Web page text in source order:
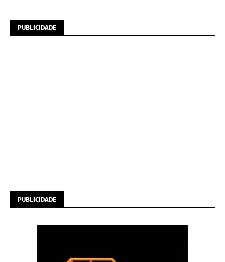
PUBLICIDADE
PUBLICIDADE